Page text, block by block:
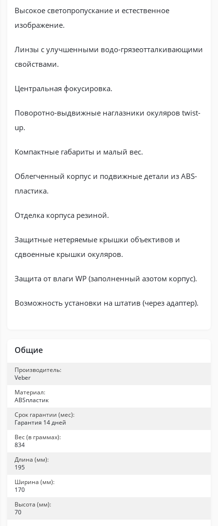
Высокое светопропускание и естественное
изображение.
Линзы с улучшенными водо-грязеотталкивающими
свойствами.
Центральная фокусировка.
Поворотно-выдвижные наглазники окуляров twist-
up.
Компактные габариты и малый вес.
Облегченный корпус и подвижные детали из ABS-
пластика.
Отделка корпуса резиной.
Защитные нетеряемые крышки объективов и
сдвоенные крышки окуляров.
Защита от влаги WP (заполненный азотом корпус).
Возможность установки на штатив (через адаптер).
Общие
Производитель:
Veber
Материал:
ABSпластик
Срок гарантии (мес):
Гарантия 14 дней
Вес (в граммах):
834
Длина (мм):
195
Ширина (мм):
170
Высота (мм):
70